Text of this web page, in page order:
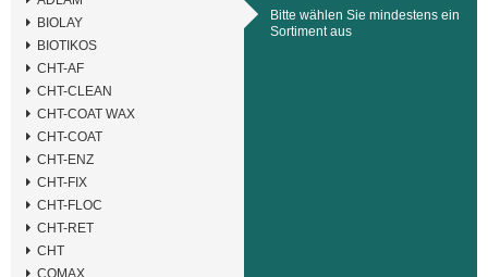
BIOLAY
BIOTIKOS
CHT-AF
CHT-CLEAN
CHT-COAT WAX
CHT-COAT
CHT-ENZ
CHT-FIX
CHT-FLOC
CHT-RET
CHT
COMAX
Bitte wählen Sie mindestens ein
Sortiment aus